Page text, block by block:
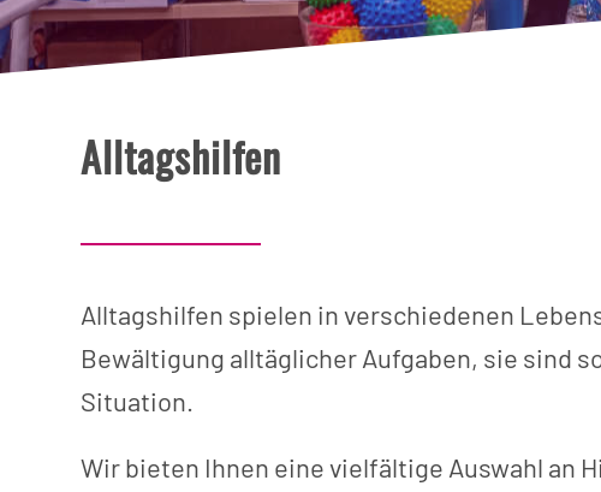
Alltagshilfen
Alltagshilfen spielen in verschiedenen
Bewältigung alltäglicher Aufgaben, sie sind
Situation.
Wir bieten Ihnen eine vielfältige Auswahl an